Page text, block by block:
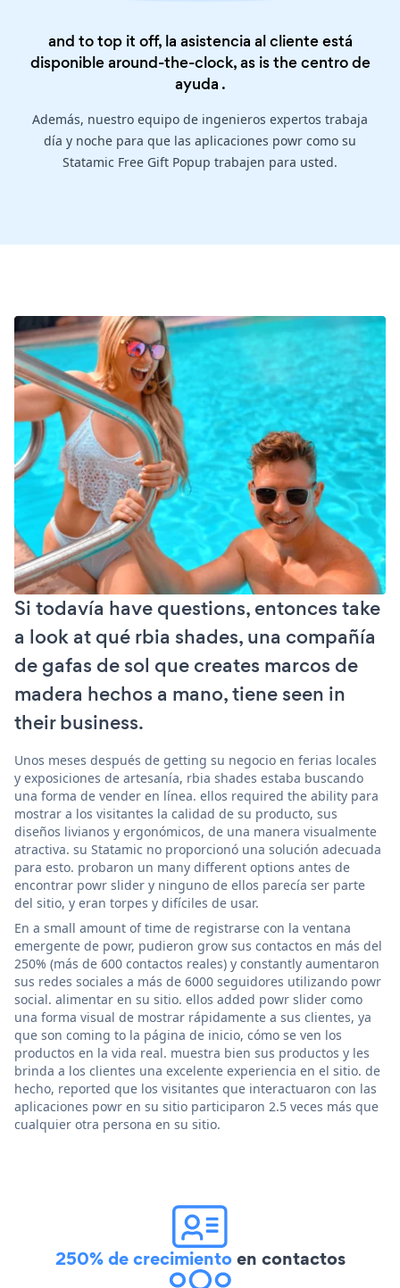
and to top it off, la asistencia al cliente está
disponible around-the-clock, as is thecentro de
ayuda .
Además, nuestro equipo de ingenieros expertos trabaja
día y noche para que las aplicaciones powr como su
Statamic Free Gift Popup trabajen para usted.
Si todavía have questions, entonces take
a look at qué rbia shades, una compañía
de gafas de sol que creates marcos de
madera hechos a mano, tiene seen in
their business.
Unos meses después de getting su negocio en ferias locales
y exposiciones de artesanía, rbia shades estaba buscando
una forma de vender en línea. ellos required the ability para
mostrar a los visitantes la calidad de su producto, sus
diseños livianos y ergonómicos, de una manera visualmente
atractiva. su Statamic no proporcionó una solución adecuada
para esto. probaron un many different options antes de
encontrar powr slider y ninguno de ellos parecía ser parte
del sitio, y eran torpes y difíciles de usar.
En a small amount of time de registrarse con la ventana
emergente de powr, pudieron grow sus contactos en más del
250% (más de 600 contactos reales) y constantly aumentaron
sus redes sociales a más de 6000 seguidores utilizando powr
social. alimentar en su sitio. ellos added powr slider como
una forma visual de mostrar rápidamente a sus clientes, ya
que son coming to la página de inicio, cómo se ven los
productos en la vida real. muestra bien sus productos y les
brinda a los clientes una excelente experiencia en el sitio. de
hecho, reported que los visitantes que interactuaron con las
aplicaciones powr en su sitio participaron 2.5 veces más que
cualquier otra persona en su sitio.
250% de crecimientoen contactos